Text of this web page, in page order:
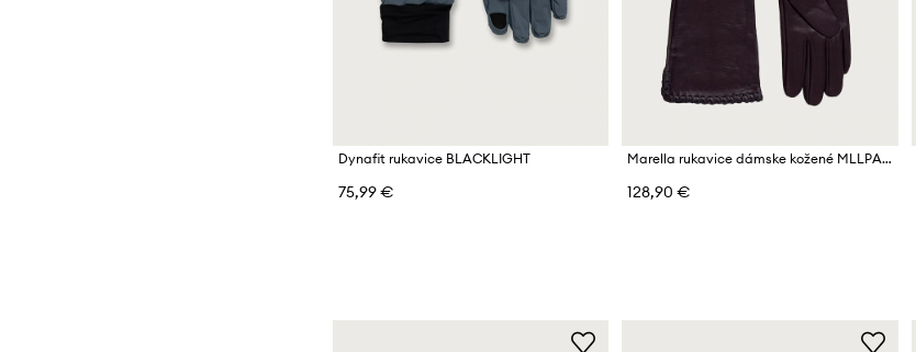
Dynafit rukavice BLACKLIGHT
75,99 €
Marella rukavice dámske kožené MLLPALAZZI
128,90 €